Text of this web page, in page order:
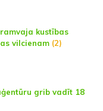
kustības
vilcienam (2)
grib vadīt 18